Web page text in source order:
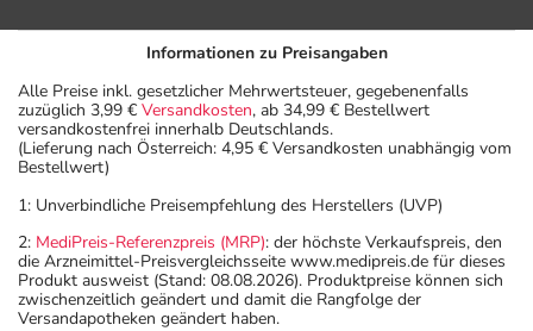
Informationen zu Preisangaben
Alle Preise inkl. gesetzlicher Mehrwertsteuer, gegebenenfalls
zuzüglich 3,99 € Versandkosten, ab 34,99 € Bestellwert
versandkostenfrei innerhalb Deutschlands.
(Lieferung nach Österreich: 4,95 € Versandkosten unabhängig vom
Bestellwert)
1: Unverbindliche Preisempfehlung des Herstellers (UVP)
2: MediPreis-Referenzpreis (MRP): der höchste Verkaufspreis, den
die Arzneimittel-Preisvergleichsseite www.medipreis.de für dieses
Produkt ausweist (Stand: 08.08.2026). Produktpreise können sich
zwischenzeitlich geändert und damit die Rangfolge der
Versandapotheken geändert haben.